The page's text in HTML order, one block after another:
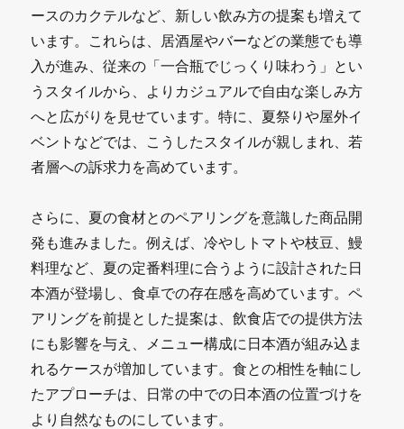
ースのカクテルなど、新しい飲み方の提案も増えて
います。これらは、居酒屋やバーなどの業態でも導
入が進み、従来の「一合瓶でじっくり味わう」とい
うスタイルから、よりカジュアルで自由な楽しみ方
へと広がりを見せています。特に、夏祭りや屋外イ
ベントなどでは、こうしたスタイルが親しまれ、若
者層への訴求力を高めています。
さらに、夏の食材とのペアリングを意識した商品開
発も進みました。例えば、冷やしトマトや枝豆、鰻
料理など、夏の定番料理に合うように設計された日
本酒が登場し、食卓での存在感を高めています。ペ
アリングを前提とした提案は、飲食店での提供方法
にも影響を与え、メニュー構成に日本酒が組み込ま
れるケースが増加しています。食との相性を軸にし
たアプローチは、日常の中での日本酒の位置づけを
より自然なものにしています。